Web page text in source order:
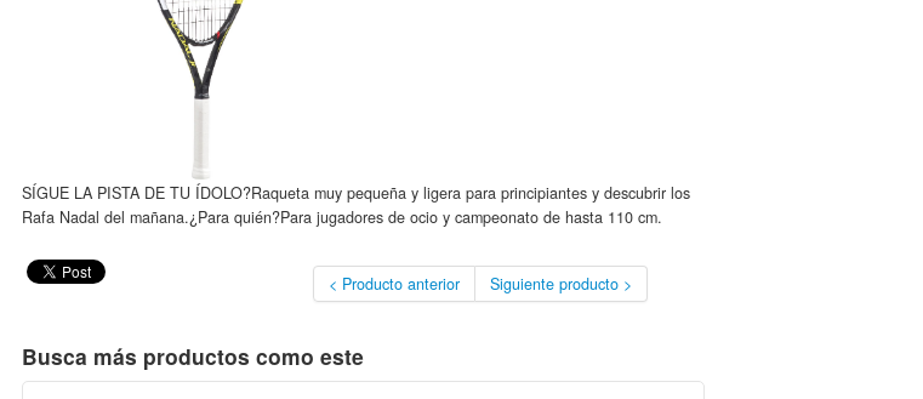
SÍGUE LA PISTA DE TU ÍDOLO?Raqueta muy pequeña y ligera para principiantes y descubrir los
Rafa Nadal del mañana.¿Para quién?Para jugadores de ocio y campeonato de hasta 110 cm.
< Producto anterior Siguiente producto >
Busca más productos como este